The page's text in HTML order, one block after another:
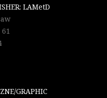
LAMetD
GRAPHIC